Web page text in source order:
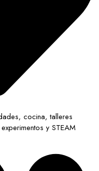
cocina, talleres
y STEAM